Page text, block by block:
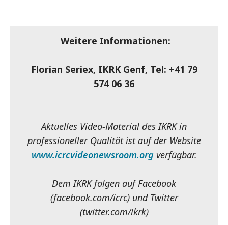
Weitere Informationen:
Florian Seriex, IKRK Genf, Tel: +41 79
574 06 36
Aktuelles Video-Material des IKRK in
professioneller Qualität ist auf der Website
www.icrcvideonewsroom.orgverfügbar.
Dem IKRK folgen auf Facebook
(facebook.com/icrc) und Twitter
(twitter.com/ikrk)